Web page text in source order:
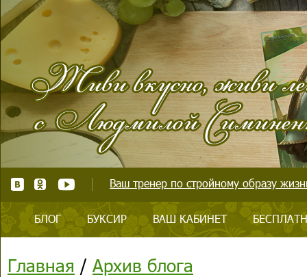
Ваш тренер по стройному образу
БЛОГ БУКСИР ВАШ КАБИНЕТ
Главная / Архив блога